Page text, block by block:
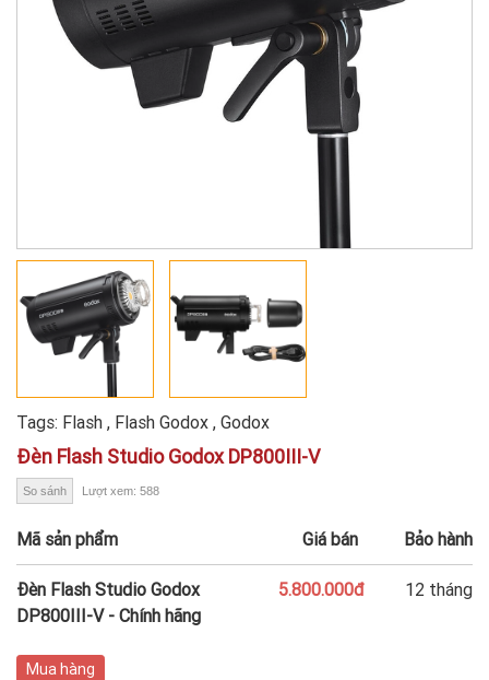
Tags: Flash , Flash Godox , Godox
Đèn Flash Studio Godox DP800III-V
So sánh Lượt xem: 588
Mã sản phẩm Giá bán Bảo hành
Đèn Flash Studio Godox
DP800III-V - Chính hãng
5.800.000đ 12 tháng
Mua hàng